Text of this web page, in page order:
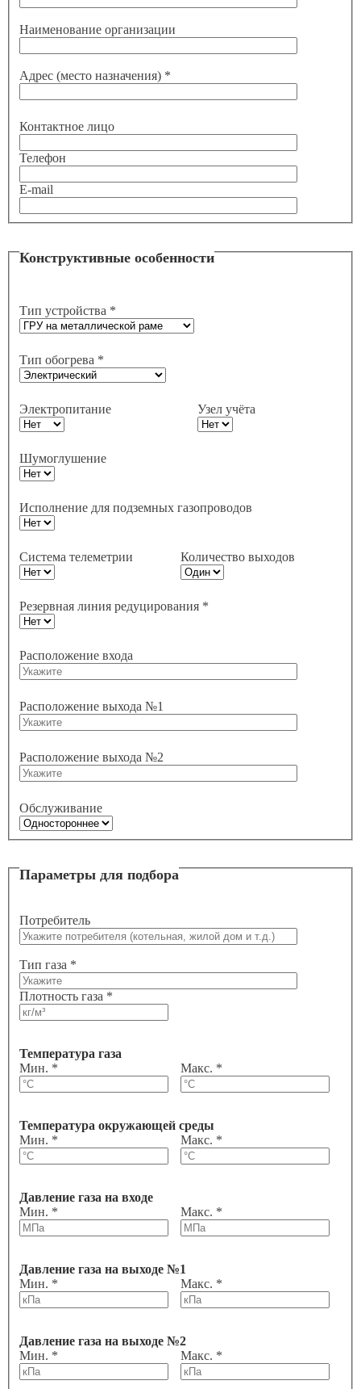
Наименование организации
Адрес (место назначения) *
Контактное лицо
Телефон
E-mail
Конструктивные особенности
Тип устройства *
Тип обогрева *
Электропитание Узел учёта
Шумоглушение
Исполнение для подземных газопроводов
Система телеметрии Количество выходов
Резервная линия редуцирования *
Расположение входа
Расположение выхода №1
Расположение выхода №2
Обслуживание
Параметры для подбора
Потребитель
Тип газа *
Плотность газа *
Температура газа
Мин. *
Макс. *
Температура окружающей среды
Мин. *
Макс. *
Давление газа на входе
Мин. *
Макс. *
Давление газа на выходе №1
Мин. *
Макс. *
Давление газа на выходе №2
Мин. *
Макс. *